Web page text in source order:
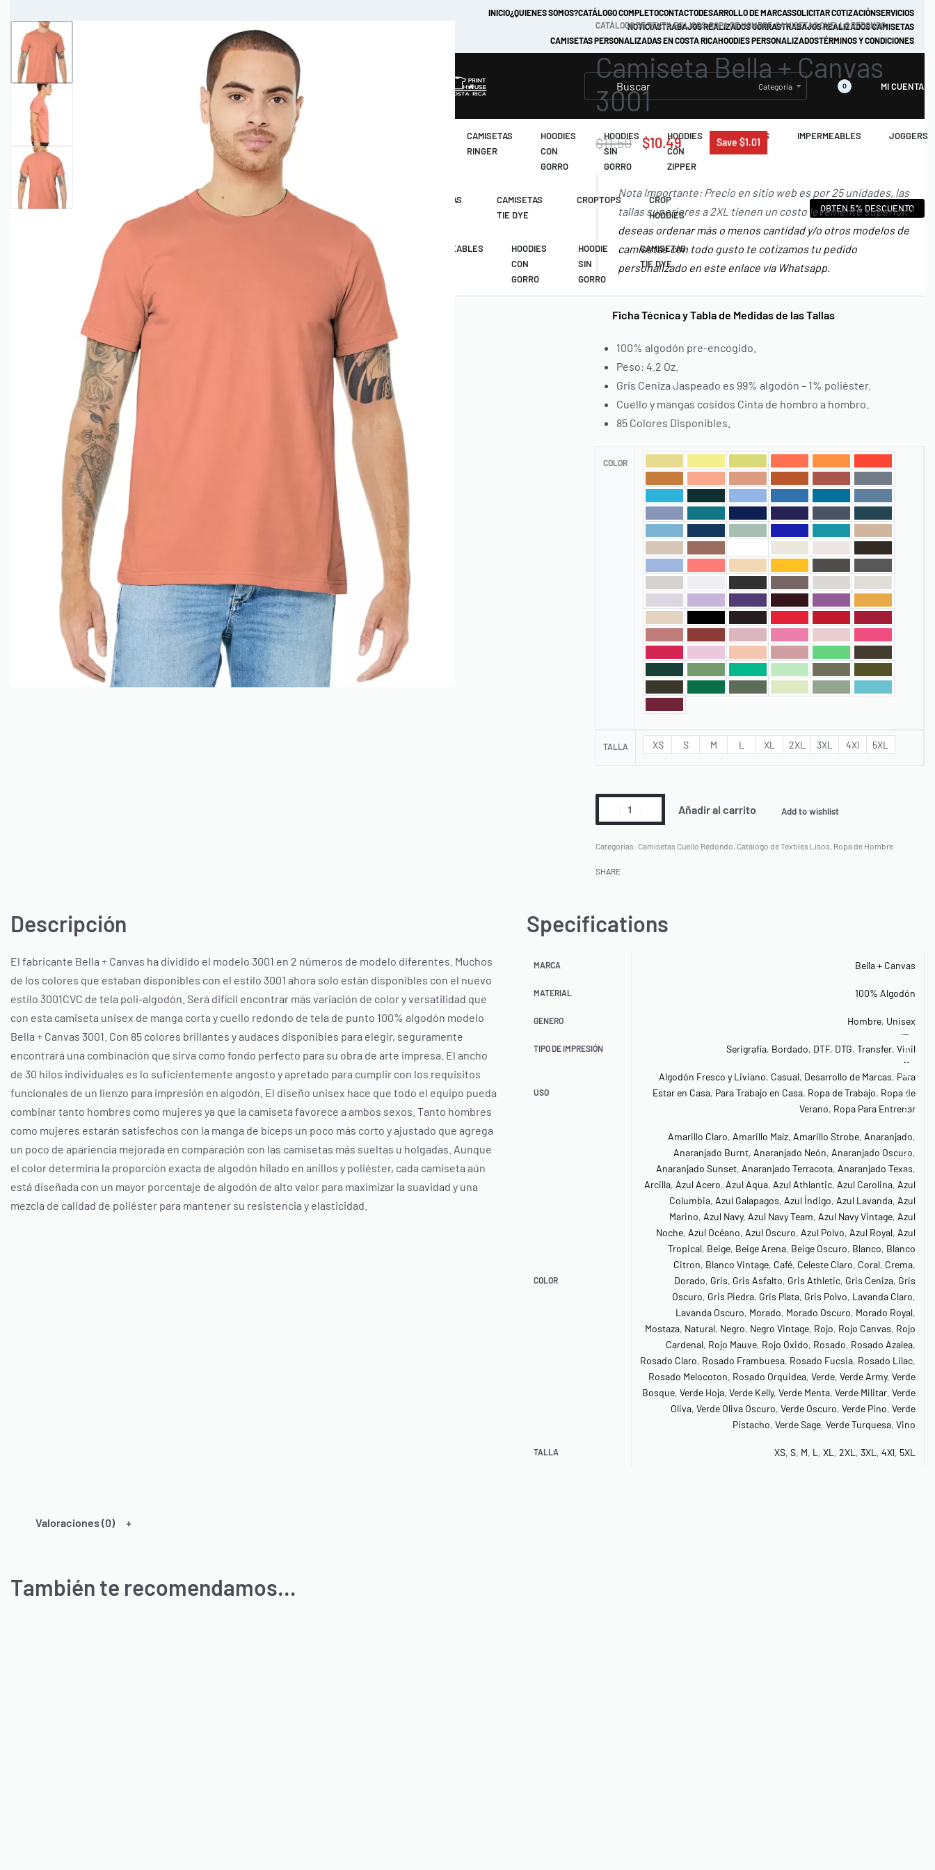
Leer Más!
Entregas Inmediatas Para Impresión de Pedidos al detalle en GAM!
INICIO¿QUIENES SOMOS?CATÁLOGO COMPLETOCONTACTODESARROLLO DE MARCASSOLICITAR COTIZACIÓNSERVICIOS
NOTICIASTRABAJOS REALIZADOS GORRASTRABAJOS REALIZADOS CAMISETAS
CAMISETAS PERSONALIZADAS EN COSTA RICAHOODIES PERSONALIZADOSTÉRMINOS Y CONDICIONES
HOMBRES NIÑOS Categoría 0 MI CUENTA
CAMISETAS
CUELLO
REDONDO
CAMISETAS
CAMISETAS
MANGA
LARGA
CAMISETAS
RINGER
HOODIES
CON
GORRO
HOODIES
SIN
GORRO
HOODIES
CON
ZIPPER
JACKETS IMPERMEABLES JOGGERS
CAMISETAS CUELLO
CAMISETAS
CUELLO V
CAMISETAS DE
TIRANTES
MANGA LARGA
CAMISETAS
CAMISETAS
TIE DYE
CROPTOPS
CROP
HOODIES
CAMISETAS
RAGLAN
IMPERMEABLES
HOODIES
CON
GORRO
HOODIE
SIN
GORRO
CAMISETAS
TIE DYE
OBTÉN 5% DESCUENTO
CATÁLOGO DE TEXTILES LISOS›ROPA DE HOMBRE›CAMISETAS CUELLO REDONDO
Camiseta Bella + Canvas
3001
$11.50 $10.49 Save $1.01
Nota Importante: Precio en sitio web es por 25 unidades, las
tallas superiores a 2XL tienen un costo levemente superior.Si
deseas ordenar más o menos cantidad y/o otros modelos de
camisetas con todo gusto te cotizamos tu pedido
personalizado en este enlace vía Whatsapp.
Ficha Técnica y Tabla de Medidas de las Tallas
100% algodón pre-encogido.
Peso: 4.2 Oz.
Gris Ceniza Jaspeado es 99% algodón – 1% poliéster.
Cuello y mangas cosidos Cinta de hombro a hombro.
85 Colores Disponibles.
COLOR
TALLA XS S M L XL 2XL 3XL 4Xl 5XL
Añadir al carrito Add to wishlist
Categorías: Camisetas Cuello Redondo, Catálogo de Textiles Lisos, Ropa de Hombre
SHARE
Descripción
El fabricante Bella + Canvas ha dividido el modelo 3001 en 2 números de modelo diferentes. Muchos
de los colores que estaban disponibles con el estilo 3001 ahora solo están disponibles con el nuevo
estilo 3001CVC de tela poli-algodón. Será difícil encontrar más variación de color y versatilidad que
con esta camiseta unisex de manga corta y cuello redondo de tela de punto 100% algodón modelo
Bella + Canvas 3001. Con 85 colores brillantes y audaces disponibles para elegir, seguramente
encontrará una combinación que sirva como fondo perfecto para su obra de arte impresa. El ancho
de 30 hilos individuales es lo suficientemente angosto y apretado para cumplir con los requisitos
funcionales de un lienzo para impresión en algodón. El diseño unisex hace que todo el equipo pueda
combinar tanto hombres como mujeres ya que la camiseta favorece a ambos sexos. Tanto hombres
como mujeres estarán satisfechos con la manga de bíceps un poco más corto y ajustado que agrega
un poco de apariencia mejorada en comparación con las camisetas más sueltas u holgadas. Aunque
el color determina la proporción exacta de algodón hilado en anillos y poliéster, cada camiseta aún
está diseñada con un mayor porcentaje de algodón de alto valor para maximizar la suavidad y una
mezcla de calidad de poliéster para mantener su resistencia y elasticidad.
Specifications
MARCA Bella + Canvas
MATERIAL 100% Algodón
GENERO Hombre, Unisex
TIPO DE IMPRESIÓN Serigrafía, Bordado, DTF, DTG, Transfer, Vinil
USO
Algodón Fresco y Liviano, Casual, Desarrollo de Marcas, Para
Estar en Casa, Para Trabajo en Casa, Ropa de Trabajo, Ropa de
Verano, Ropa Para Entrenar
COLOR
Amarillo Claro, Amarillo Maíz, Amarillo Strobe, Anaranjado,
Anaranjado Burnt, Anaranjado Neón, Anaranjado Oscuro,
Anaranjado Sunset, Anaranjado Terracota, Anaranjado Texas,
Arcilla, Azul Acero, Azul Aqua, Azul Athlantic, Azul Carolina, Azul
Columbia, Azul Galapagos, Azul Índigo, Azul Lavanda, Azul
Marino, Azul Navy, Azul Navy Team, Azul Navy Vintage, Azul
Noche, Azul Océano, Azul Oscuro, Azul Polvo, Azul Royal, Azul
Tropical, Beige, Beige Arena, Beige Oscuro, Blanco, Blanco
Citron, Blanco Vintage, Café, Celeste Claro, Coral, Crema,
Dorado, Gris, Gris Asfalto, Gris Athletic, Gris Ceniza, Gris
Oscuro, Gris Piedra, Gris Plata, Gris Polvo, Lavanda Claro,
Lavanda Oscuro, Morado, Morado Oscuro, Morado Royal,
Mostaza, Natural, Negro, Negro Vintage, Rojo, Rojo Canvas, Rojo
Cardenal, Rojo Mauve, Rojo Oxido, Rosado, Rosado Azalea,
Rosado Claro, Rosado Frambuesa, Rosado Fucsia, Rosado Lilac,
Rosado Melocoton, Rosado Orquidea, Verde, Verde Army, Verde
Bosque, Verde Hoja, Verde Kelly, Verde Menta, Verde Militar, Verde
Oliva, Verde Oliva Oscuro, Verde Oscuro, Verde Pino, Verde
Pistacho, Verde Sage, Verde Turquesa, Vino
TALLA XS, S, M, L , XL , 2XL , 3XL , 4Xl, 5XL
Valoraciones (0)
También te recomendamos…
Follow us
Insta.
Facebook